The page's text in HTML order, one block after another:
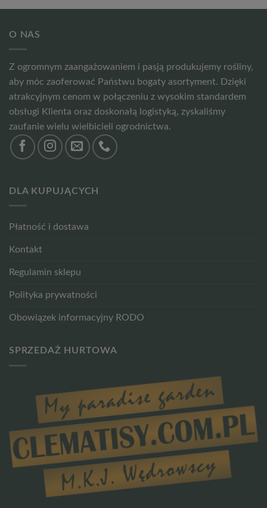
O NAS
Z ogromnym zaangażowaniem i pasją produkujemy rośliny,
aby móc zaoferować Państwu bogaty asortyment. Dzięki
atrakcyjnym cenom w połączeniu z wysokim standardem
obsługi Klienta oraz doskonałą logistyką, zyskaliśmy
zaufanie wielu wielbicieli ogrodnictwa.
DLA KUPUJĄCYCH
Płatność i dostawa
Kontakt
Regulamin sklepu
Polityka prywatności
Obowiązek informacyjny RODO
SPRZEDAŻ HURTOWA